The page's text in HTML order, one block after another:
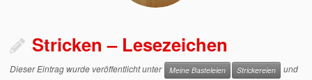
Stricken – Lesezeichen
Dieser Eintrag wurde veröffentlicht unter Meine Basteleien Strickereien
und